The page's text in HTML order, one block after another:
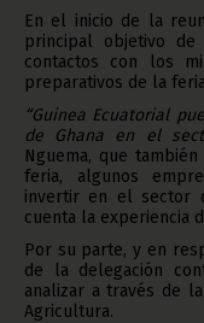
En el inicio de la
principal objetivo
contactos con los
preparativos de la
“Guinea Ecuatorial
de Ghana en el
Nguema, que
feria, algunos
invertir en el sector
cuenta la experiencia
Por su parte, y en
de la delegación
analizar a través de
Agricultura.